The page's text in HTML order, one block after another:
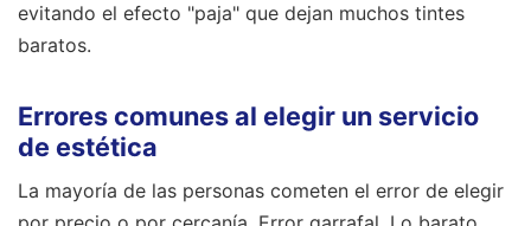
evitando el efecto "paja" que dejan muchos tintes
baratos.
Errores comunes al elegir un servicio
de estética
La mayoría de las personas cometen el error de elegir